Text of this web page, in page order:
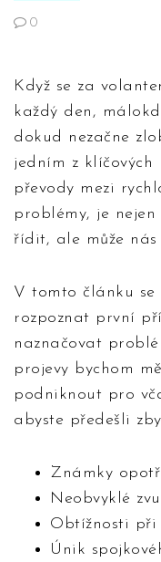
0
Když se za
každý den,
dokud nezačne
jedním z klíčových
převody mezi
problémy, je nejen
řídit, ale může
V tomto článku
rozpoznat první
naznačovat
projevy bychom
podniknout pro
abyste předešli
Známky
Neobvyklé
Obtížnosti při
Únik